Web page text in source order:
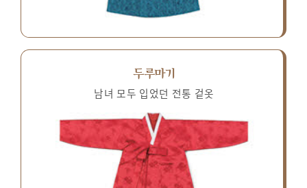
두루마기
남녀 모두 입었던 전통 겉옷